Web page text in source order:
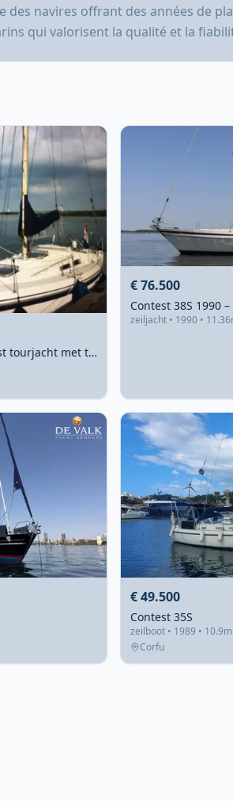
navires offrant des années de
qui valorisent la qualité et la
Contest 31 1978 – robuust tourjacht met teakdek
€ 76.500
zeiljacht • 1990 •
€ 49.500
Contest 35S
zeilboot • 1989 • 10.9m
Corfu